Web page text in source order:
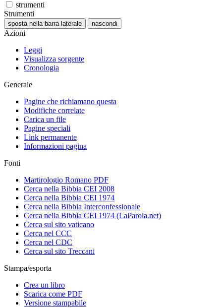
strumenti
Strumenti
sposta nella barra laterale nascondi
Azioni
Leggi
Visualizza sorgente
Cronologia
Generale
Pagine che richiamano questa
Modifiche correlate
Carica un file
Pagine speciali
Link permanente
Informazioni pagina
Fonti
Martirologio Romano PDF
Cerca nella Bibbia CEI 2008
Cerca nella Bibbia CEI 1974
Cerca nella Bibbia Interconfessionale
Cerca nella Bibbia CEI 1974 (LaParola.net)
Cerca sul sito vaticano
Cerca nel CCC
Cerca nel CDC
Cerca sul sito Treccani
Stampa/esporta
Crea un libro
Scarica come PDF
Versione stampabile